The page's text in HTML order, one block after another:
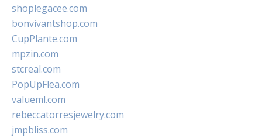
shoplegacee.com
bonvivantshop.com
CupPlante.com
mpzin.com
stcreal.com
PopUpFlea.com
valueml.com
rebeccatorresjewelry.com
jmpbliss.com